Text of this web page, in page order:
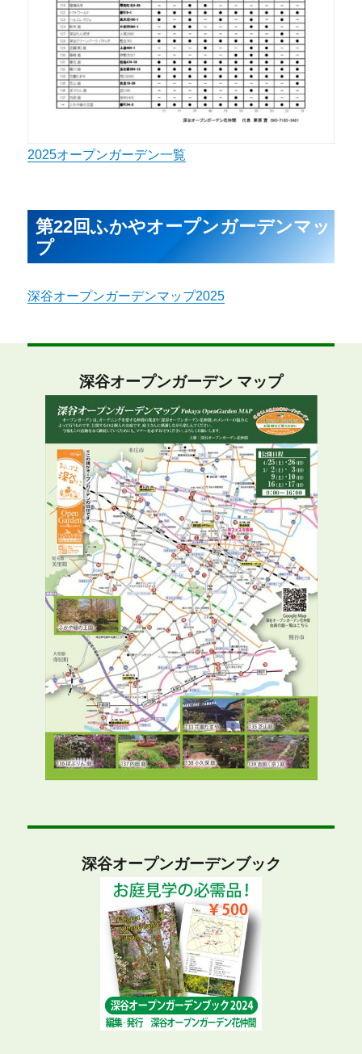
2025オープンガーデン一覧
第22回ふかやオープンガーデンマッ
プ
深谷オープンガーデンマップ2025
深谷オープンガーデン マップ
深谷オープンガーデンブック